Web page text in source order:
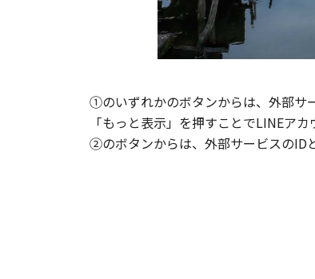
①のいずれかのボタンからは、外部サ
「もっと表示」を押すことでLINEアカ
②のボタンからは、外部サービスのID